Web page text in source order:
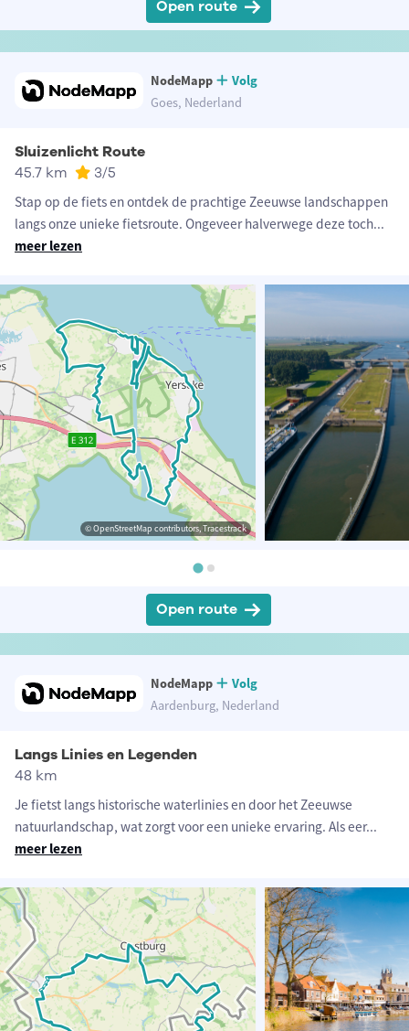
Open route
NodeMapp
Volg
Goes, Nederland
Sluizenlicht Route
45.7 km 3/5
Stap op de fiets en ontdek de prachtige Zeeuwse landschappen
langs onze unieke fietsroute. Ongeveer halverwege deze toch...
meer lezen
© OpenStreetMap contributors, Tracestrack
Open route
NodeMapp
Volg
Aardenburg, Nederland
Langs Linies en Legenden
48 km
Je fietst langs historische waterlinies en door het Zeeuwse
natuurlandschap, wat zorgt voor een unieke ervaring. Als eer...
meer lezen